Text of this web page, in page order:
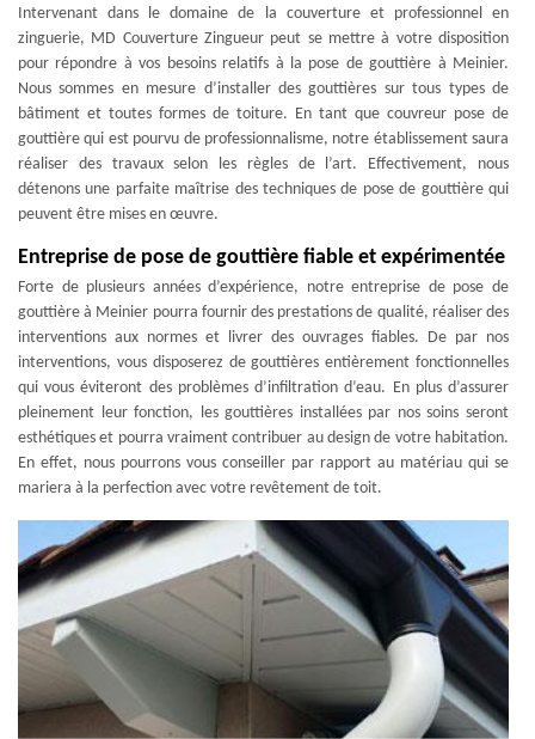
Intervenant dans le domaine de la couverture et professionnel en
zinguerie, MD Couverture Zingueur peut se mettre à votre disposition
pour répondre à vos besoins relatifs à la pose de gouttière à Meinier.
Nous sommes en mesure d’installer des gouttières sur tous types de
bâtiment et toutes formes de toiture. En tant que couvreur pose de
gouttière qui est pourvu de professionnalisme, notre établissement saura
réaliser des travaux selon les règles de l’art. Effectivement, nous
détenons une parfaite maîtrise des techniques de pose de gouttière qui
peuvent être mises en œuvre.
Entreprise de pose de gouttière fiable et expérimentée
Forte de plusieurs années d’expérience, notre entreprise de pose de
gouttière à Meinier pourra fournir des prestations de qualité, réaliser des
interventions aux normes et livrer des ouvrages fiables. De par nos
interventions, vous disposerez de gouttières entièrement fonctionnelles
qui vous éviteront des problèmes d’infiltration d’eau. En plus d’assurer
pleinement leur fonction, les gouttières installées par nos soins seront
esthétiques et pourra vraiment contribuer au design de votre habitation.
En effet, nous pourrons vous conseiller par rapport au matériau qui se
mariera à la perfection avec votre revêtement de toit.